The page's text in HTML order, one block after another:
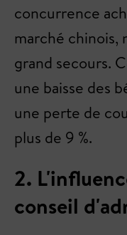
concurrence
marché chinois,
grand secours.
une baisse des
une perte de
plus de 9 %.
2.
conseil